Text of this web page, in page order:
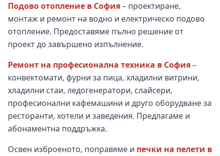
Подово отопление в София– проектиране,
монтаж и ремонт на водно и електрическо подово
отопление. Предоставяме пълно решение от
проект до завършено изпълнение.
Ремонт на професионална техника в София–
конвектомати, фурни за пица, хладилни витрини,
хладилни стаи, ледогенератори, слайсери,
професионални кафемашини и друго оборудване за
ресторанти, хотели и заведения. Предлагаме и
абонаментна поддръжка.
Освен изброеното, поправяме и печки на пелети в